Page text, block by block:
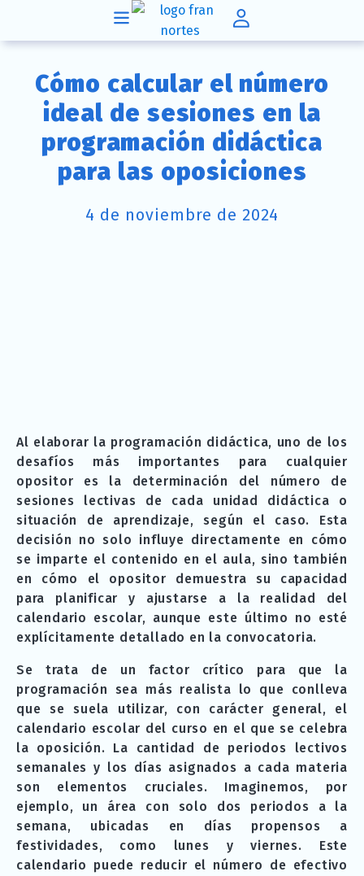
Cómo calcular el número
ideal de sesiones en la
programación didáctica
para las oposiciones
4 de noviembre de 2024
Al elaborar la programación didáctica, uno de los
desafíos más importantes para cualquier
opositor es la determinación del número de
sesiones lectivas de cada unidad didáctica o
situación de aprendizaje, según el caso. Esta
decisión no solo influye directamente en cómo
se imparte el contenido en el aula, sino también
en cómo el opositor demuestra su capacidad
para planificar y ajustarse a la realidad del
calendario escolar, aunque este último no esté
explícitamente detallado en la convocatoria.
Se trata de un factor crítico para que la
programación sea más realista lo que conlleva
que se suela utilizar, con carácter general, el
calendario escolar del curso en el que se celebra
la oposición. La cantidad de periodos lectivos
semanales y los días asignados a cada materia
son elementos cruciales. Imaginemos, por
ejemplo, un área con solo dos periodos a la
semana, ubicadas en días propensos a
festividades, como lunes y viernes. Este
calendario puede reducir el número de efectivo